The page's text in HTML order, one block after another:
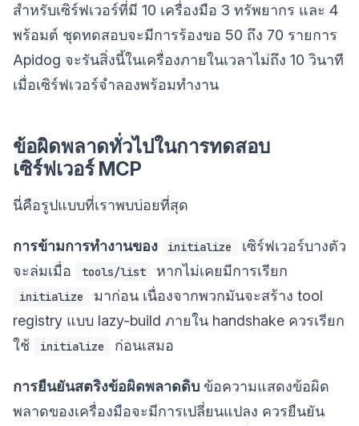
สำหรับเซิร์ฟเวอร์ที่มี 10 เครื่องมือ 3 ทรัพยากร และ 4
พร้อมต์ ชุดทดสอบจะมีการร้องขอ 50 ถึง 70 รายการ
Apidog จะรันสิ่งนี้ในเครื่องภายในเวลาไม่ถึง 10 วินาที
เมื่อเซิร์ฟเวอร์จำลองพร้อมทำงาน
ข้อผิดพลาดทั่วไปในการทดสอบ
เซิร์ฟเวอร์ MCP
นี่คือรูปแบบที่เราพบบ่อยที่สุด
การข้ามการทำงานของ initialize
เซิร์ฟเวอร์บางตัว
จะล่มเมื่อ
tools/list หากไม่เคยมีการเรียก
initialize
มาก่อน เนื่องจากพวกมันจะสร้าง tool
registry แบบ lazy-build ภายใน handshake ควรเรียก
ใช้
initialize ก่อนเสมอ
การยืนยันสตริงข้อผิดพลาดดิบ ข้อความแสดงข้อผิด
พลาดของเครื่องมือจะมีการเปลี่ยนแปลง ควรยืนยัน